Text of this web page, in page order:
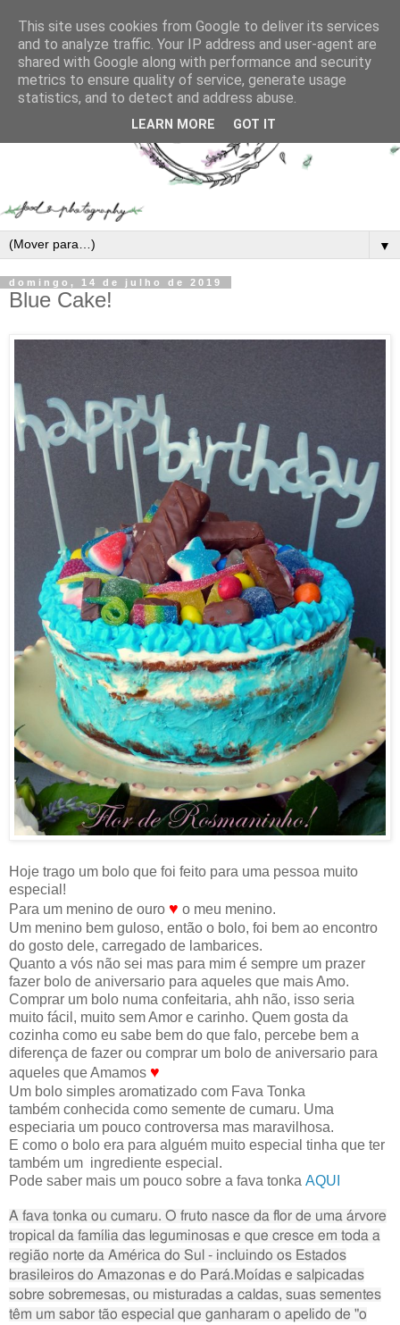
▼
domingo, 14 de julho de 2019
Blue Cake!
Hoje trago um bolo que foi feito para uma pessoa muito
especial!
Para um menino de ouro ♥️ o meu menino.
Um menino bem guloso, então o bolo, foi bem ao encontro
do gosto dele, carregado de lambarices.
Quanto a vós não sei mas para mim é sempre um prazer
fazer bolo de aniversario para aqueles que mais Amo.
Comprar um bolo numa confeitaria, ahh não, isso seria
muito fácil, muito sem Amor e carinho. Quem gosta da
cozinha como eu sabe bem do que falo, percebe bem a
diferença de fazer ou comprar um bolo de aniversario para
aqueles que Amamos ♥️
Um bolo simples aromatizado com Fava Tonka
também conhecida como semente de cumaru. Uma
especiaria um pouco controversa mas maravilhosa.
E como o bolo era para alguém muito especial tinha que ter
também um ingrediente especial.
Pode saber mais um pouco sobre a fava tonka AQUI
A fava tonka ou cumaru. O fruto nasce da flor de uma árvore
tropical da família das leguminosas e que cresce em toda a
região norte da América do Sul - incluindo os Estados
brasileiros do Amazonas e do Pará.Moídas e salpicadas
sobre sobremesas, ou misturadas a caldas, suas sementes
têm um sabor tão especial que ganharam o apelido de "o
This site uses cookies from Google to deliver its services
and to analyze traffic. Your IP address and user-agent are
shared with Google along with performance and security
metrics to ensure quality of service, generate usage
statistics, and to detect and address abuse.
LEARN MORE GOT IT